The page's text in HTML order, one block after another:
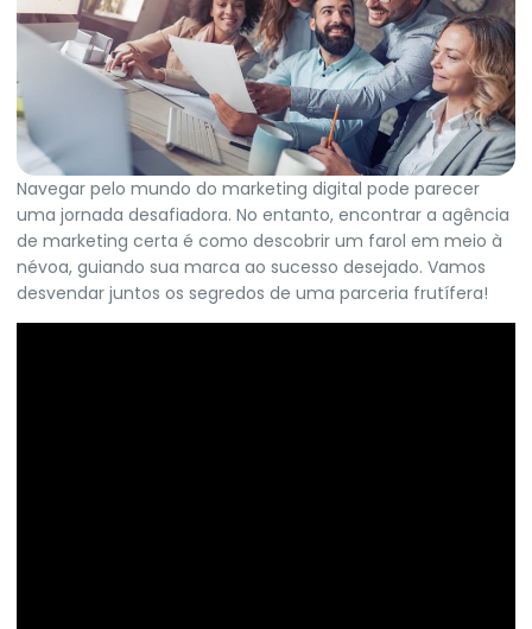
Navegar pelo mundo do marketing digital pode parecer
uma jornada desafiadora. No entanto, encontrar a agência
de marketing certa é como descobrir um farol em meio à
névoa, guiando sua marca ao sucesso desejado. Vamos
desvendar juntos os segredos de uma parceria frutífera!